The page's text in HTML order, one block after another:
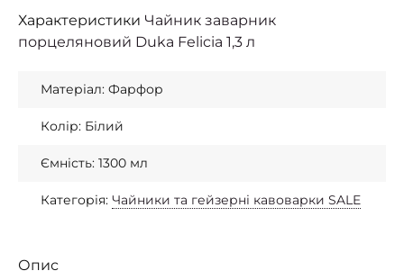
Характеристики Чайник заварник
порцеляновий Duka Felicia 1,3 л
Матеріал: Фарфор
Колір: Білий
Ємність: 1300 мл
Категорія: Чайники та гейзерні кавоварки SALE
Опис